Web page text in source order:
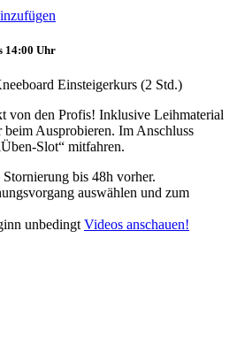
14:00 Uhr
Einsteigerkurs (2 Std.)
von den Profis! Inklusive Leihmaterial
Ausprobieren. Im Anschluss
Slot“ mitfahren.
bis 48h vorher.
auswählen und zum
unbedingt Videos anschauen!